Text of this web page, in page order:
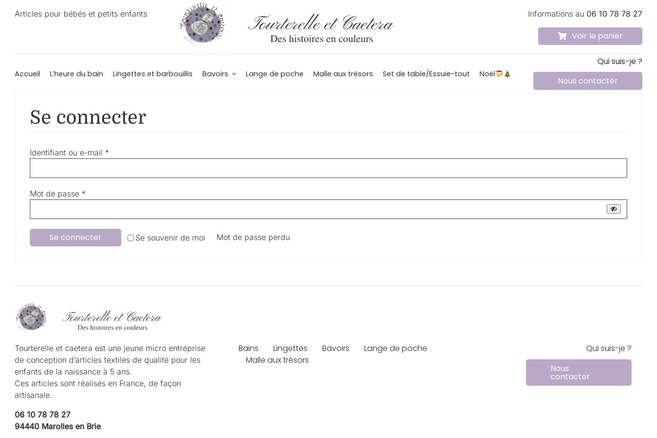
Articles pour bébés et petits enfants Informations au 06 10 78 78 27
Voir le panier
Accueil L’heure du bain Lingettes et barbouillis Bavoirs Lange de poche Malle aux trésors Set de table/Essuie-tout Noël
Qui suis-je ?
Nous contacter
Se connecter
Identifiant ou e-mail *
Mot de passe *
Se souvenir de moi
Se connecter Mot de passe perdu
Tourterelle et caetera est une jeune micro entreprise
de conception d’articles textiles de qualité pour les
enfants de la naissance à 5 ans.
Ces articles sont réalisés en France, de façon
artisanale.
06 10 78 78 27
94440 Marolles en Brie
Bains Lingettes Bavoirs
Lange de poche
Malle aux trésors
Qui suis-je ?
Nous
contacter